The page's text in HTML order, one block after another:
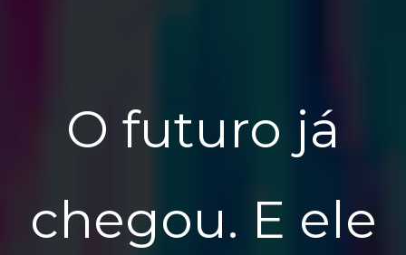
O futuro já
chegou. E ele